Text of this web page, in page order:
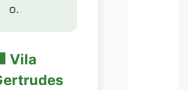
o.
Vila